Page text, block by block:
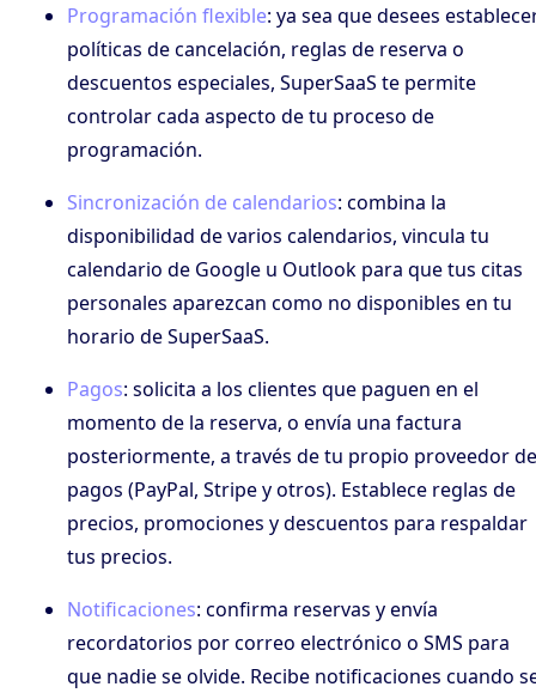
Programación flexible: ya sea que desees
políticas de cancelación, reglas de reserva o
descuentos especiales, SuperSaaS te permite
controlar cada aspecto de tu proceso de
programación.
Sincronización de calendarios: combina la
disponibilidad de varios calendarios, vincula tu
calendario de Google u Outlook para que tus citas
personales aparezcan como no disponibles en tu
horario de SuperSaaS.
Pagos: solicita a los clientes que paguen en el
momento de la reserva, o envía una factura
posteriormente, a través de tu propio proveedor de
pagos (PayPal, Stripe y otros). Establece reglas de
precios, promociones y descuentos para respaldar
tus precios.
Notificaciones: confirma reservas y envía
recordatorios por correo electrónico o SMS para
que nadie se olvide. Recibe notificaciones cuando